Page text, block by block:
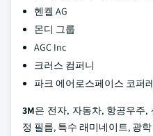
헨켈 AG
몬디 그룹
AGC Inc
크러스 컴퍼니
파크 에어로스페이스 코퍼
3M은 전자, 자동차, 항공우주
정 필름, 특수 래미네이트, 광